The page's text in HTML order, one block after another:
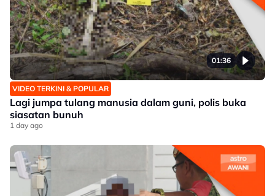
01:36
VIDEO TERKINI & POPULAR
Lagi jumpa tulang manusia dalam guni, polis buka
siasatan bunuh
1 day ago